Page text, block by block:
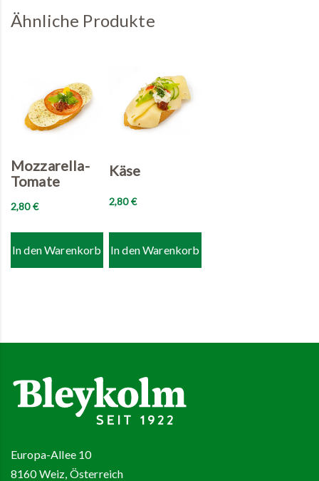
Ähnliche Produkte
Mozzarella-
Tomate
2,80€
In den Warenkorb
Käse
2,80€
In den Warenkorb
Europa-Allee 10
8160 Weiz, Österreich